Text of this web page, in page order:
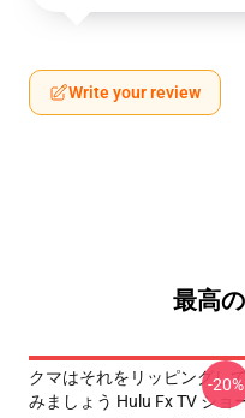
Write your review
最高
クマはそれをリッピングし
みましょう Hulu Fx TV ショ
-20%